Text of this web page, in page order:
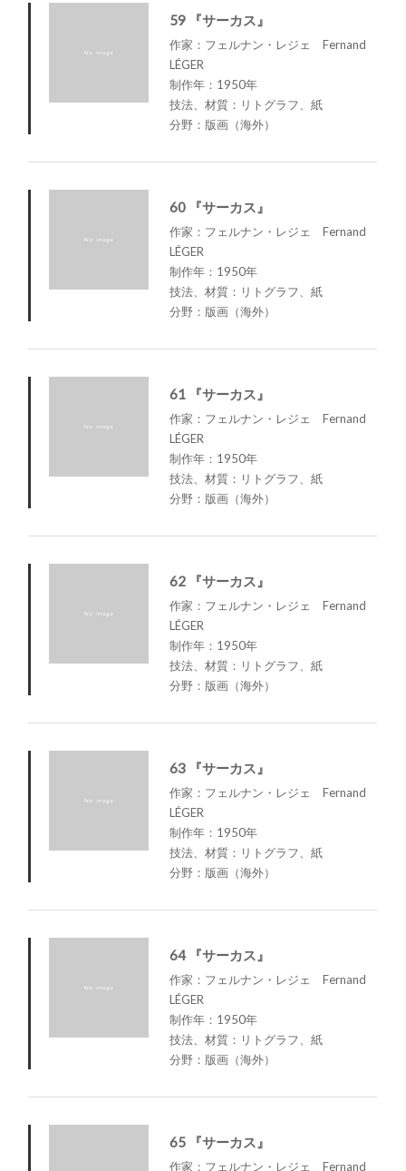
59 『サーカス』
作家：フェルナン・レジェ Fernand
LÉGER
制作年：1950年
技法、材質：リトグラフ、紙
分野：版画（海外）
60 『サーカス』
作家：フェルナン・レジェ Fernand
LÉGER
制作年：1950年
技法、材質：リトグラフ、紙
分野：版画（海外）
61 『サーカス』
作家：フェルナン・レジェ Fernand
LÉGER
制作年：1950年
技法、材質：リトグラフ、紙
分野：版画（海外）
62 『サーカス』
作家：フェルナン・レジェ Fernand
LÉGER
制作年：1950年
技法、材質：リトグラフ、紙
分野：版画（海外）
63 『サーカス』
作家：フェルナン・レジェ Fernand
LÉGER
制作年：1950年
技法、材質：リトグラフ、紙
分野：版画（海外）
64 『サーカス』
作家：フェルナン・レジェ Fernand
LÉGER
制作年：1950年
技法、材質：リトグラフ、紙
分野：版画（海外）
65 『サーカス』
作家：フェルナン・レジェ Fernand